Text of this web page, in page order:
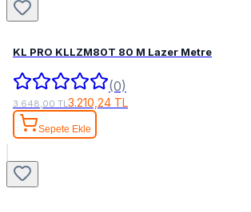
KL PRO KLLZM80T 80 M Lazer Metre
(0)
3.648,00 TL3.210,24 TL
Sepete Ekle